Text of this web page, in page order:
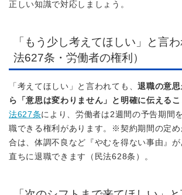
正しい知識で対応しましょう。
「もう少し考えてほしい」と言
法627条・労働者の権利）
「考えてほしい」と言われても、退職の意
ら「意思は変わりません」と明確に伝える
法627条により、労働者は2週間の予告期間
職できる権利があります。※契約期間の定め
合は、体調不良など『やむを得ない事由』
直ちに退職できます（民法628条）。